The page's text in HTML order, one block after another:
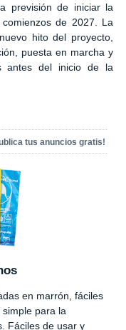
previsión de iniciar la
de 2027. La
hito del proyecto,
puesta en marcha y
antes del inicio de la
tus anuncios gratis!
en marrón, fáciles
para la
Fáciles de usar y